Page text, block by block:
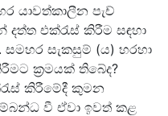
යාවත්කාලීන පැච්
එක්රැස් කිරීම සඳහා
සැකසුම් (ය) හරහා
ක්‍රමයක් තිබේද?
කිරීමේදී කුමන
වී ඒවා ඉවත් කළ